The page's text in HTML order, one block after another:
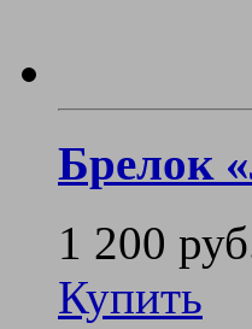
Брелок
1 200
Купить